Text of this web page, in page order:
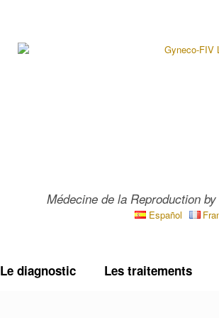
Médecine de la Reproduction
Español
Le diagnostic Les traitements